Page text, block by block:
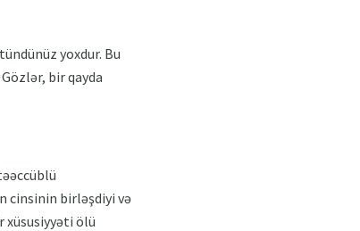
yoxdur. Bu
bir qayda
cinsinin birləşdiyi və
xüsusiyyəti ölü